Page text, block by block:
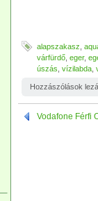
alapszakasz
várfürdő eger,
úszás vízilabda
Hozzászólások
Vodafone Férfi